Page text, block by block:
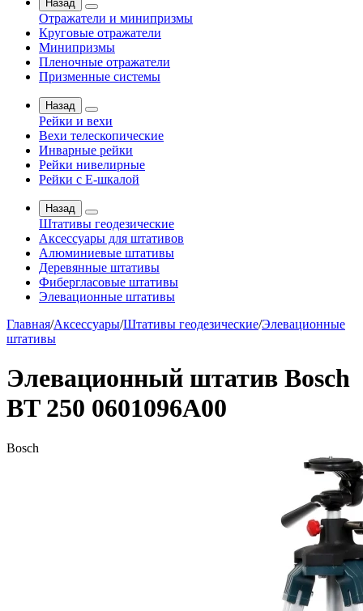
Назад
Отражатели и минипризмы
Круговые отражатели
Минипризмы
Пленочные отражатели
Призменные системы
Назад
Рейки и вехи
Вехи телескопические
Инварные рейки
Рейки нивелирные
Рейки с Е-шкалой
Назад
Штативы геодезические
Аксессуары для штативов
Алюминиевые штативы
Деревянные штативы
Фибергласовые штативы
Элевационные штативы
Главная/Аксессуары/Штативы геодезические/Элевационные
штативы
Элевационный штатив Bosch
BT 250 0601096A00
Bosch